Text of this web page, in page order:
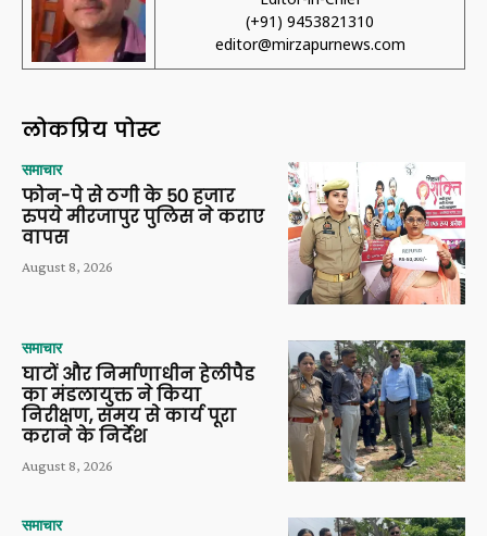
(+91) 9453821310
editor@mirzapurnews.com
लोकप्रिय पोस्ट
समाचार
फोन-पे से ठगी के 50 हजार
रुपये मीरजापुर पुलिस ने कराए
वापस
August 8, 2026
समाचार
घाटों और निर्माणाधीन हेलीपैड
का मंडलायुक्त ने किया
निरीक्षण, समय से कार्य पूरा
कराने के निर्देश
August 8, 2026
समाचार